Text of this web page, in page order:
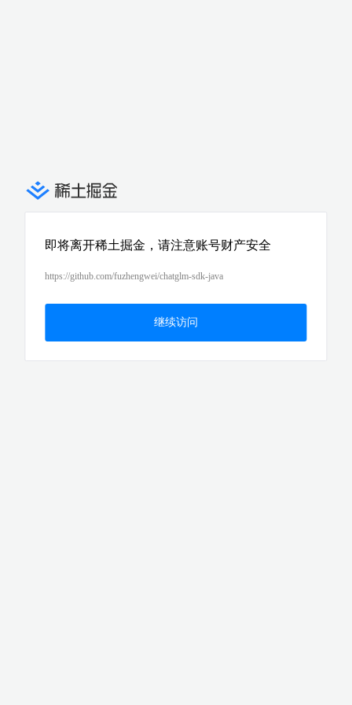
即将离开稀土掘金，请注意账号财产安全
https://github.com/fuzhengwei/chatglm-sdk-java
继续访问